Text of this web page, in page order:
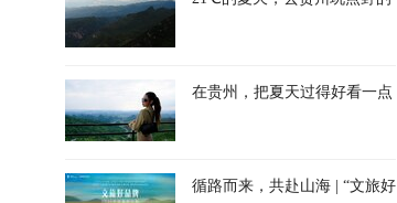
在贵州，把夏天过得好看一点
循路而来，共赴山海 | “文旅好